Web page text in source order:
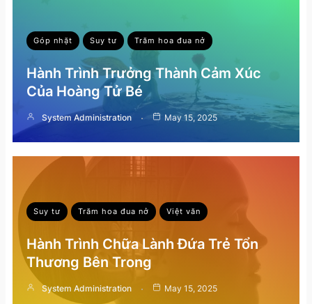
Góp nhặt Suy tư Trăm hoa đua nở
Hành Trình Trưởng Thành Cảm Xúc
Của Hoàng Tử Bé
System Administration May 15, 2025
Suy tư Trăm hoa đua nở Việt văn
Hành Trình Chữa Lành Đứa Trẻ Tổn
Thương Bên Trong
System Administration May 15, 2025